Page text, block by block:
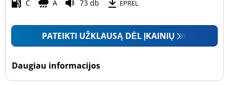
C A 73 db EPREL
PATEIKTI UŽKLAUSĄ DĖL ĮKAINIŲ
Daugiau informacijos